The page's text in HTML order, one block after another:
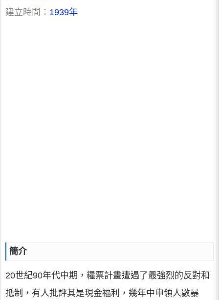
建立時間： 1939年
簡介
20世紀90年代中期，糧票計畫遭遇了最強烈的反對和
抵制，有人批評其是現金福利，幾年中申領人數暴